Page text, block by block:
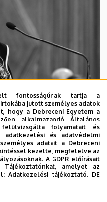
a Debreceni
fontosságúnak tartja a
jutott személyes adatok
hogy a Debreceni Egyetem a
alkalmazandó Általános
folyamatait és
és adatvédelmi
adatait a Debreceni
kezelte, megfelelve az
A GDPR előírásait
amelyet az
Adatkezelési tájékoztató. DE